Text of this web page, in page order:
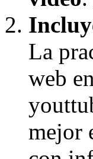
La
web
mejor